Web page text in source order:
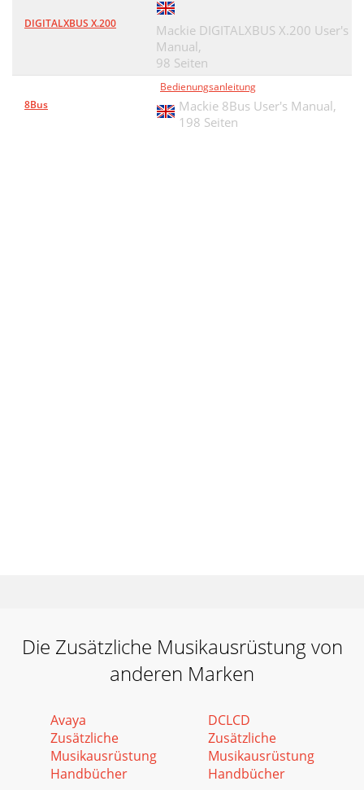
DIGITALXBUS X.200
Mackie DIGITALXBUS X.200 User's
Manual,
98 Seiten
8Bus
Bedienungsanleitung
Mackie 8Bus User's Manual,
198 Seiten
Die Zusätzliche Musikausrüstung von
anderen Marken
Avaya
Zusätzliche
Musikausrüstung
Handbücher
DCLCD
Zusätzliche
Musikausrüstung
Handbücher